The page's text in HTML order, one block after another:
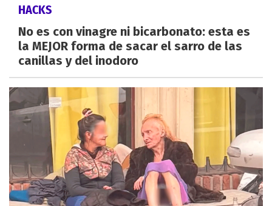
HACKS
No es con vinagre ni bicarbonato: esta es
la MEJOR forma de sacar el sarro de las
canillas y del inodoro